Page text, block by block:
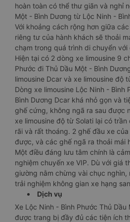
hoàn toàn có thể thư giãn và nghỉ
Một - Bình Dương từ Lộc Ninh -
Với khoảng cách rộng hơn giữa
riêng tư của hành khách sẽ thoải
chạm trong quá trình di chuyển
Hiện tại có 2 dòng xe limousine 9
Phước đi Thủ Dầu Một - Bình
limousine Dcar và xe limousine độ
Dòng xe limousine Lộc Ninh - Bình
Bình Dương Dcar khá nhỏ gọn và
ghế cứng, không ngã ra sau được
xe limousine độ từ Solati lại có
rãi và rất thoáng. 2 ghế đầu xe
được, và các ghế ngã ra thoải mái
Một điều đáng lưu tâm chính là
nghiệm chuyến xe VIP. Dù với giá
giường nằm chừng vài chục
trải nghiệm không gian xe hạng
Dịch vụ
Xe Lộc Ninh - Bình Phước Thủ
được trang bị đầy đủ các tiện ích